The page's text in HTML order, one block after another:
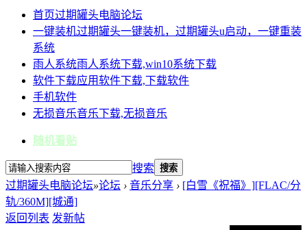
首页过期罐头电脑论坛
一键装机过期罐头一键装机，过期罐头u启动，一键重装
系统
雨人系统雨人系统下载,win10系统下载
软件下载应用软件下载,下载软件
手机软件
无损音乐音乐下载,无损音乐
随机看贴
搜索 搜索
过期罐头电脑论坛»论坛 › 音乐分享 › [白雪《祝福》][FLAC/分
轨/360M][城通]
返回列表 发新帖